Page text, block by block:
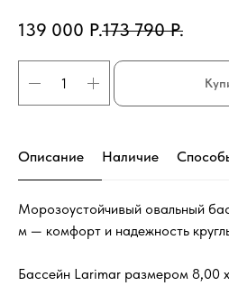
139 000 Р.173 790 Р.
Описание Наличие
Морозоустойчивый овальный
м — комфорт и надежность
Бассейн Larimar размером 8,00